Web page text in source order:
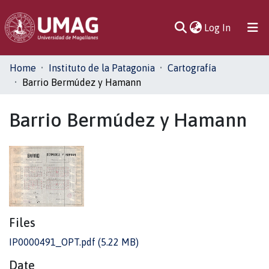
Log In(current)
Communities
& Collections
Home Instituto de la Patagonia
Cartografía
Barrio Bermúdez y Hamann
Barrio Bermúdez y Hamann
Files
IP0000491_OPT.pdf (5.22 MB)
Date